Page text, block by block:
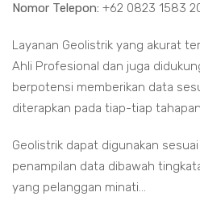
Nomor Telepon: +62 0823 1583
Layanan Geolistrik yang akurat
Ahli Profesional dan juga
berpotensi memberikan data
diterapkan pada tiap-tiap
Geolistrik dapat digunakan
penampilan data dibawah
yang pelanggan minati...